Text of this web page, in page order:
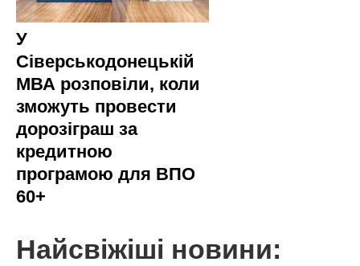
У
Сіверськодонецькій
МВА розповіли, коли
зможуть провести
дорозіграш за
кредитною
програмою для ВПО
60+
Найсвіжіші новини: